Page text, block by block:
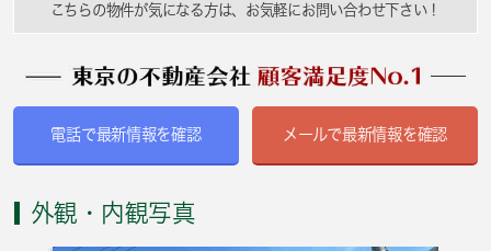
こちらの物件が気になる方は、お気軽にお問い合わせ下さい！
電話で最新情報を確認 メールで最新情報を確認
外観・内観写真